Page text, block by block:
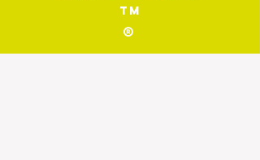
TM
®